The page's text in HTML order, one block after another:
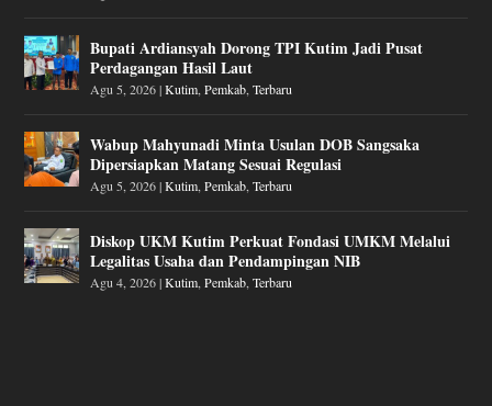
Bupati Ardiansyah Dorong TPI Kutim Jadi Pusat
Perdagangan Hasil Laut
Agu 5, 2026|Kutim ,Pemkab ,Terbaru
Wabup Mahyunadi Minta Usulan DOB Sangsaka
Dipersiapkan Matang Sesuai Regulasi
Agu 5, 2026|Kutim ,Pemkab ,Terbaru
Diskop UKM Kutim Perkuat Fondasi UMKM Melalui
Legalitas Usaha dan Pendampingan NIB
Agu 4, 2026|Kutim ,Pemkab ,Terbaru